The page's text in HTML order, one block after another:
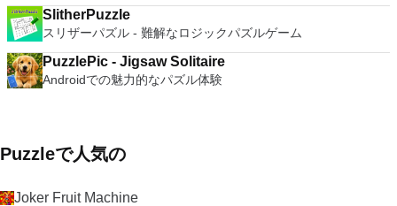
SlitherPuzzle
スリザーパズル - 難解なロジックパズルゲーム
PuzzlePic - Jigsaw Solitaire
Androidでの魅力的なパズル体験
Puzzleで人気の
Joker Fruit Machine